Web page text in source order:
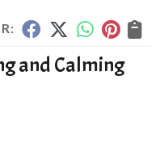
and Calming